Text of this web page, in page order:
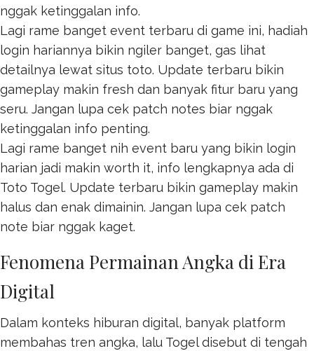
nggak ketinggalan info.
Lagi rame banget event terbaru di game ini, hadiah
login hariannya bikin ngiler banget, gas lihat
detailnya lewat situs toto. Update terbaru bikin
gameplay makin fresh dan banyak fitur baru yang
seru. Jangan lupa cek patch notes biar nggak
ketinggalan info penting.
Lagi rame banget nih event baru yang bikin login
harian jadi makin worth it, info lengkapnya ada di
Toto Togel. Update terbaru bikin gameplay makin
halus dan enak dimainin. Jangan lupa cek patch
note biar nggak kaget.
Fenomena Permainan Angka di Era
Digital
Dalam konteks hiburan digital, banyak platform
membahas tren angka, lalu Togeldisebut di tengah